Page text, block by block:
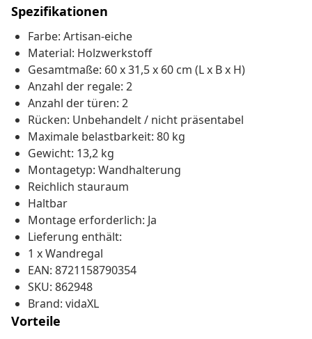
Spezifikationen
Farbe: Artisan-eiche
Material: Holzwerkstoff
Gesamtmaße: 60 x 31,5 x 60 cm (L x B x H)
Anzahl der regale: 2
Anzahl der türen: 2
Rücken: Unbehandelt / nicht präsentabel
Maximale belastbarkeit: 80 kg
Gewicht: 13,2 kg
Montagetyp: Wandhalterung
Reichlich stauraum
Haltbar
Montage erforderlich: Ja
Lieferung enthält:
1 x Wandregal
EAN: 8721158790354
SKU: 862948
Brand: vidaXL
Vorteile